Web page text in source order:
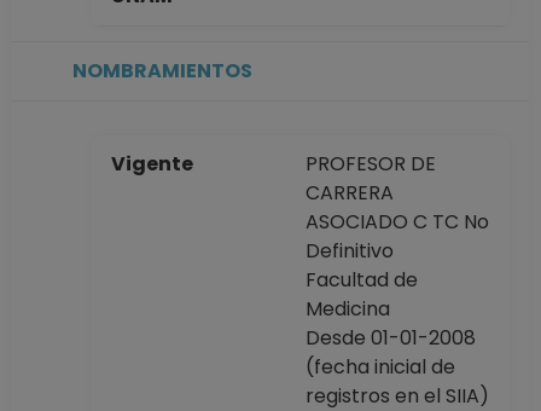
NOMBRAMIENTOS
Vigente
PROFESOR DE
CARRERA
ASOCIADO C TC No
Definitivo
Facultad de
Medicina
Desde 01-01-2008
(fecha inicial de
registros en el SIIA)